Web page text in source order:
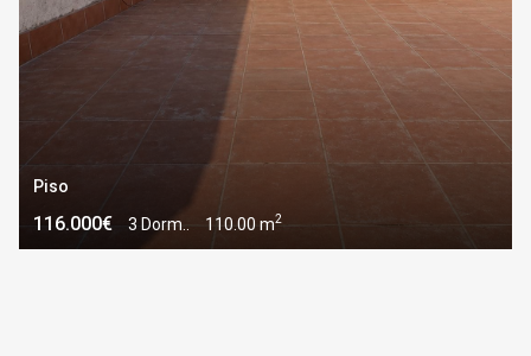
Piso
116.000€ 3 Dorm.. 110.00 m2